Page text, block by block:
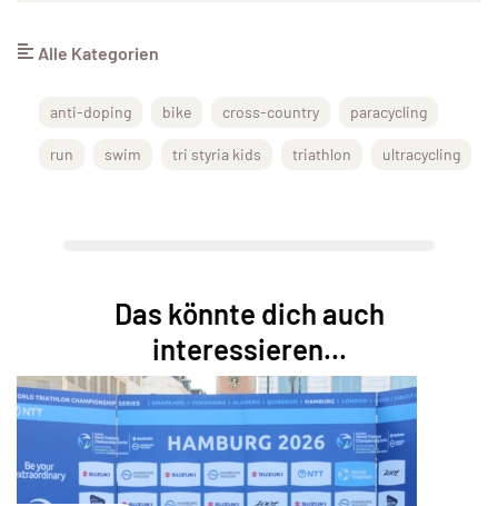
Alle Kategorien
anti-doping bike cross-country paracycling
run swim tri styria kids triathlon ultracycling
Das könnte dich auch
interessieren...